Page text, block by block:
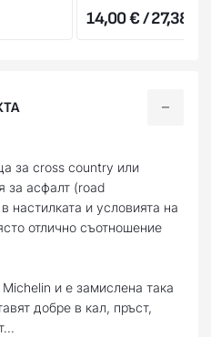
14,00 € / 27,38 лв.
за cross country или
за асфалт (road
настилката и условията на
отлично съотношение
и е замислена така
добре в кал, пръст,